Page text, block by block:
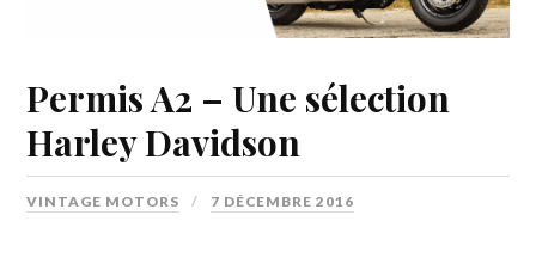
Permis A2 – Une sélection
Harley Davidson
VINTAGE MOTORS 7 DÉCEMBRE 2016